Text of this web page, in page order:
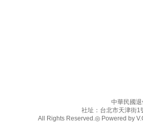
中華民國
社址：台北市天津
All Rights Reserved.◎ Powered by